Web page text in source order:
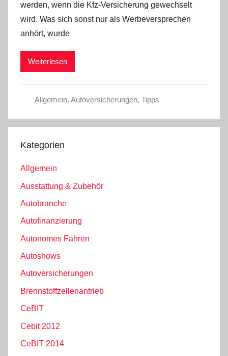
werden, wenn die Kfz-Versicherung gewechselt
wird. Was sich sonst nur als Werbeversprechen
anhört, wurde
Weiterlesen
Allgemein, Autoversicherungen, Tipps
Kategorien
Allgemein
Ausstattung & Zubehör
Autobranche
Autofinanzierung
Autonomes Fahren
Autoshows
Autoversicherungen
Brennstoffzellenantrieb
CeBIT
Cebit 2012
CeBIT 2014